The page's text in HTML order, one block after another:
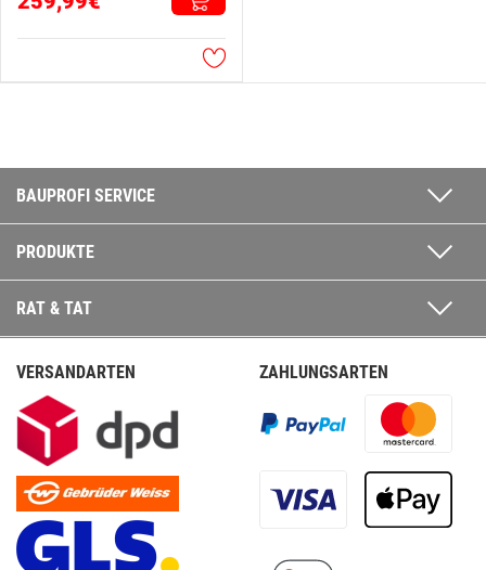
BAUPROFI SERVICE
PRODUKTE
RAT & TAT
VERSANDARTEN ZAHLUNGSARTEN